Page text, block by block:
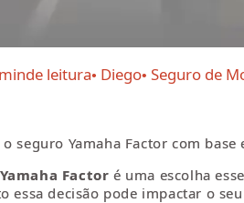
de leitura Diego Seguro de
seguro Yamaha Factor com
Factor é uma escolha
essa decisão pode impactar o